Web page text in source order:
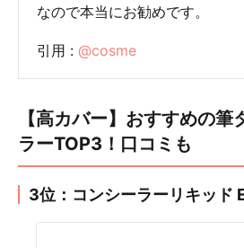
なので本当にお勧めです。
引用 : @cosme
【高カバー】おすすめの筆
ラーTOP3！口コミも
3位：コンシーラーリキッド